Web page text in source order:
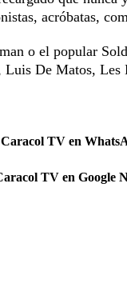
acróbatas,
o el popular
De Matos, Les
Caracol TV en
TV en Google